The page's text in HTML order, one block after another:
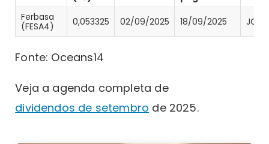
Ferbasa
(FESA4)
0,053325 02/09/2025 18/09/2025 JCP
Fonte: Oceans14
Veja a agenda completa de
dividendos de setembro de 2025.